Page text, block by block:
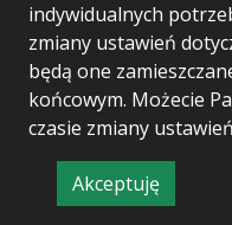
indywidualnych
zmiany ustawień
będą one
końcowym. Możecie
czasie zmiany
Akceptuję
informację
RODO
Wersja systemu: 5.7.0
Ostatnia aktualizacja
CMS i hosting: